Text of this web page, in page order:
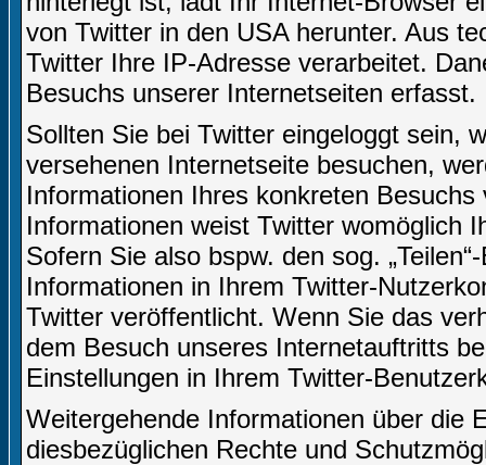
von Twitter in den USA herunter. Aus
Twitter Ihre IP-Adresse verarbeitet.
Besuchs unserer Internetseiten erfasst.
Sollten Sie bei Twitter eingeloggt sein,
versehenen Internetseite besuchen,
Informationen Ihres konkreten
Informationen weist Twitter womöglich
Sofern Sie also bspw. den sog.
Informationen in Ihrem Twitter-
Twitter veröffentlicht. Wenn Sie das
dem Besuch unseres Internetauftritts
Einstellungen in Ihrem Twitter-
Weitergehende Informationen über die
diesbezüglichen Rechte und